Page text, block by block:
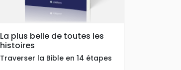
searchAPERÇU RAPIDE
La plus belle de toutes les
histoires
Traverser la Bible en 14 étapes